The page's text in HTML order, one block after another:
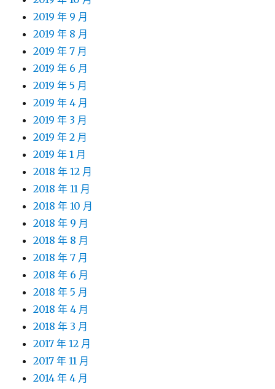
2019 年 9 月
2019 年 8 月
2019 年 7 月
2019 年 6 月
2019 年 5 月
2019 年 4 月
2019 年 3 月
2019 年 2 月
2019 年 1 月
2018 年 12 月
2018 年 11 月
2018 年 10 月
2018 年 9 月
2018 年 8 月
2018 年 7 月
2018 年 6 月
2018 年 5 月
2018 年 4 月
2018 年 3 月
2017 年 12 月
2017 年 11 月
2014 年 4 月